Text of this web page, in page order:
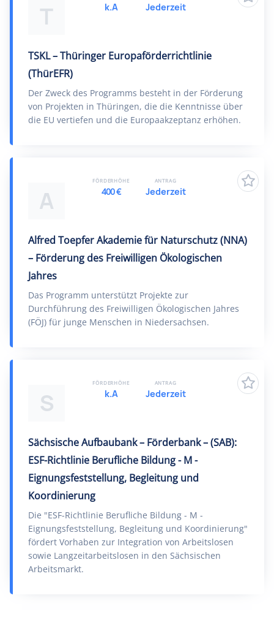
T
TSKL – Thüringer Europaförderrichtlinie
(ThürEFR)
Der Zweck des Programms besteht in der Förderung
von Projekten in Thüringen, die die Kenntnisse über
die EU vertiefen und die Europaakzeptanz erhöhen.
k.A Jederzeit
A
Alfred Toepfer Akademie für Naturschutz (NNA)
– Förderung des Freiwilligen Ökologischen
Jahres
Das Programm unterstützt Projekte zur
Durchführung des Freiwilligen Ökologischen Jahres
(FÖJ) für junge Menschen in Niedersachsen.
FÖRDERHÖHE
400 €
ANTRAG
Jederzeit
S
Sächsische Aufbaubank – Förderbank – (SAB):
ESF-Richtlinie Berufliche Bildung - M -
Eignungsfeststellung, Begleitung und
Koordinierung
Die "ESF-Richtlinie Berufliche Bildung - M -
Eignungsfeststellung, Begleitung und Koordinierung"
fördert Vorhaben zur Integration von Arbeitslosen
sowie Langzeitarbeitslosen in den Sächsischen
Arbeitsmarkt.
FÖRDERHÖHE
k.A
ANTRAG
Jederzeit